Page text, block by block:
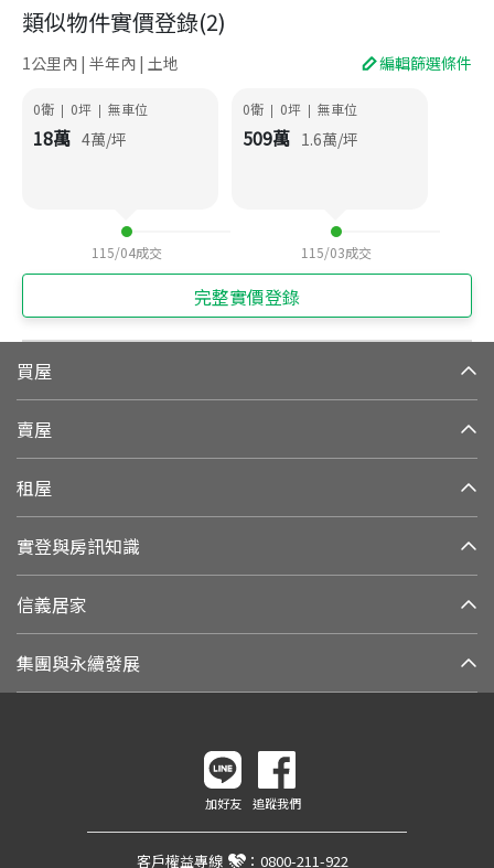
類似物件實價登錄(2)
1公里內 | 半年內 | 土地 編輯篩選條件
0衛 | 0坪 | 無車位
18萬 4萬/坪
115/04成交
0衛 | 0坪 | 無車位
509萬 1.6萬/坪
115/03成交
完整實價登錄
買屋
賣屋
租屋
實登與房訊知識
信義居家
集團與永續發展
加好友 追蹤我們
客戶權益專線 ： 0800-211-922